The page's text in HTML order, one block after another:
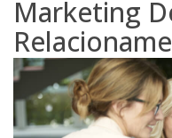
Marketing